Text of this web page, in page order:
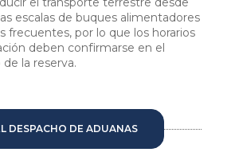
escalas de buques alimentadores
frecuentes, por lo que los horarios
deben confirmarse en el
la reserva.
DESPACHO DE ADUANAS